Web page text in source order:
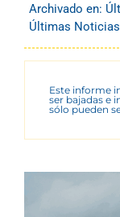
Archivado en:
Últimas Noticias
Este informe
ser bajadas e
sólo pueden